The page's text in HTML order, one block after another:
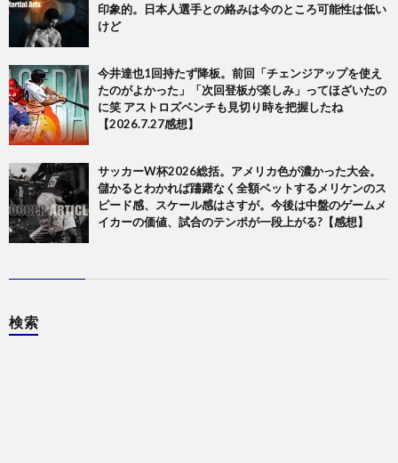
印象的。日本人選手との絡みは今のところ可能性は低い
けど
今井達也1回持たず降板。前回「チェンジアップを使え
たのがよかった」「次回登板が楽しみ」ってほざいたの
に笑 アストロズベンチも見切り時を把握したね
【2026.7.27感想】
サッカーW杯2026総括。アメリカ色が濃かった大会。
儲かるとわかれば躊躇なく全額ベットするメリケンのス
ピード感、スケール感はさすが。今後は中盤のゲームメ
イカーの価値、試合のテンポが一段上がる?【感想】
検索